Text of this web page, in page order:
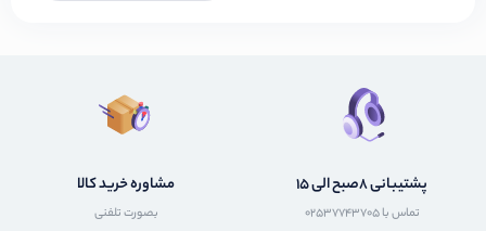
پشتیبانی 8صبح الی 15
تماس با 02537743705
مشاوره خرید کالا
بصورت تلفنی